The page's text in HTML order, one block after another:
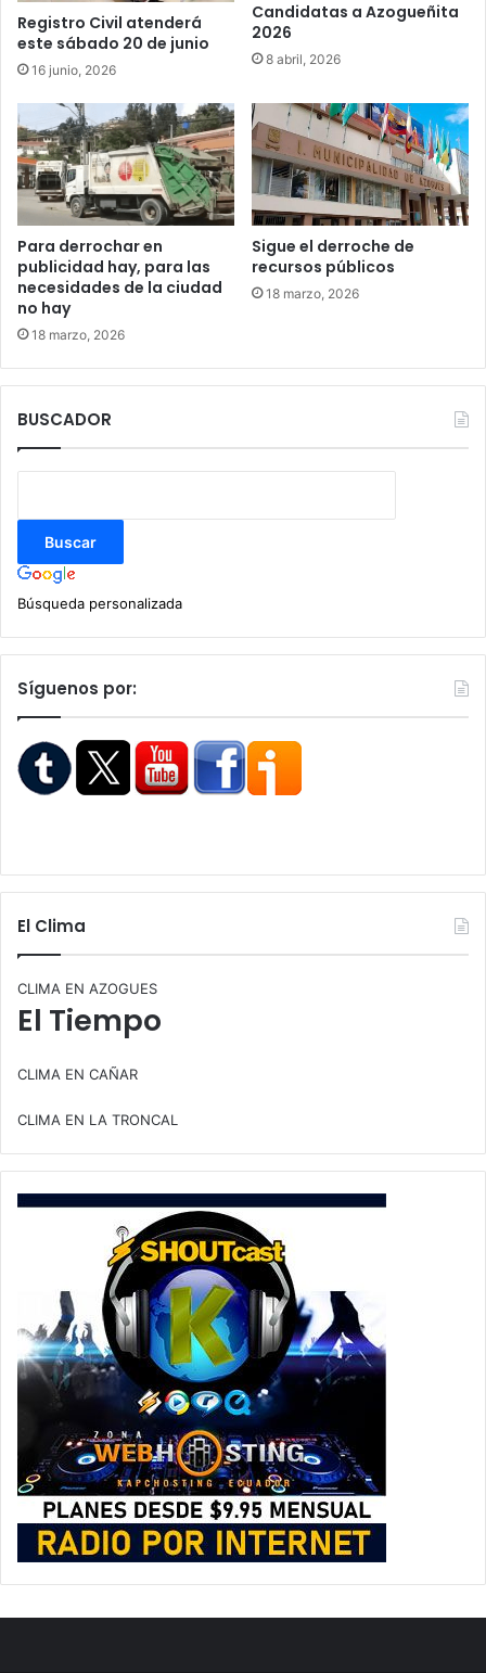
Registro Civil atenderá
este sábado 20 de junio
16 junio, 2026
Candidatas a Azogueñita
2026
8 abril, 2026
Para derrochar en
publicidad hay, para las
necesidades de la ciudad
no hay
18 marzo, 2026
Sigue el derroche de
recursos públicos
18 marzo, 2026
BUSCADOR
Búsqueda personalizada
Síguenos por:
El Clima
CLIMA EN AZOGUES
El Tiempo
CLIMA EN CAÑAR
CLIMA EN LA TRONCAL